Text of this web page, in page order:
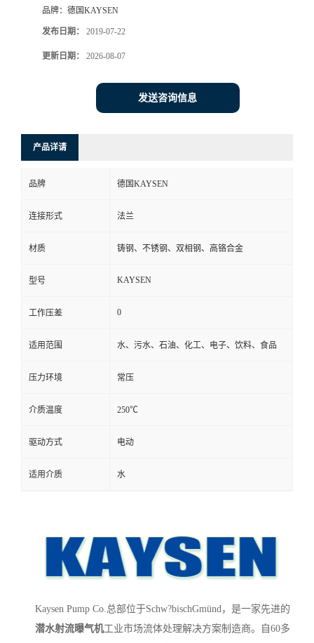
品牌： 德国KAYSEN
发布日期： 2019-07-22
更新日期： 2026-08-07
发送咨询信息
产品详请
品牌 德国KAYSEN
连接形式 法兰
材质 铸钢、不锈钢、双相钢、高铬合金
型号 KAYSEN
工作压差 0
适用范围 水、污水、石油、化工、电子、饮料、食品
压力环境 常压
介质温度 250℃
驱动方式 电动
适用介质 水
Kaysen Pump Co.总部位于Schw?bischGmünd，是一家先进的
潜水射流曝气机工业市场流体处理解决方案制造商。自60多